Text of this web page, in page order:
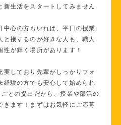
新生活をスタートしてみません
中心の方もいれば、平日の授業
接するのが好きな人も、職人
が輝く場所があります！
実しており先輩がしっかりフォ
経験の方でも安心して始められ
との提出だから、授業や部活の
きます！まずはお気軽にご応募